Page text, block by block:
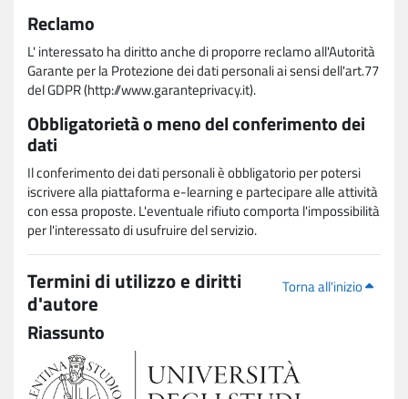
Reclamo
L' interessato ha diritto anche di proporre reclamo all'Autorità
Garante per la Protezione dei dati personali ai sensi dell'art.77
del GDPR (http://www.garanteprivacy.it).
Obbligatorietà o meno del conferimento dei
dati
Il conferimento dei dati personali è obbligatorio per potersi
iscrivere alla piattaforma e-learning e partecipare alle attività
con essa proposte. L'eventuale rifiuto comporta l'impossibilità
per l'interessato di usufruire del servizio.
Torna all'inizio
Termini di utilizzo e diritti
d'autore
Riassunto